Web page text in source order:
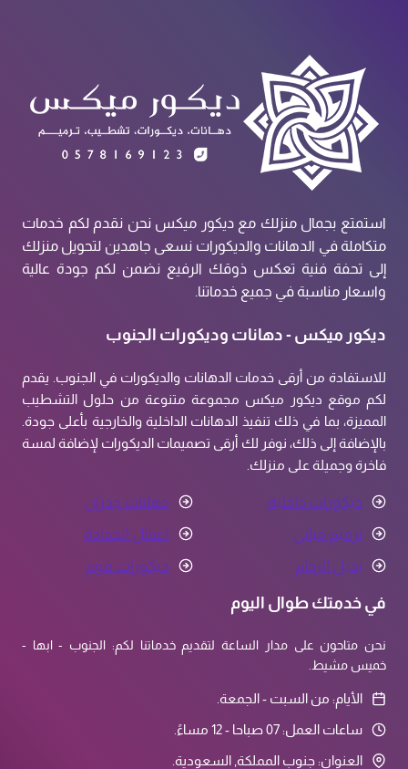
استمتع بجمال منزلك مع ديكور ميكس نحن نقدم لكم خدمات
متكاملة في الدهانات والديكورات نسعى جاهدين لتحويل منزلك
إلى تحفة فنية تعكس ذوقك الرفيع نضمن لكم جودة عالية
واسعار مناسبة في جميع خدماتنا.
ديكور ميكس - دهانات وديكورات الجنوب
للاستفادة من أرقى خدمات الدهانات والديكورات في الجنوب. يقدم
لكم موقع ديكور ميكس مجموعة متنوعة من حلول التشطيب
المميزة، بما في ذلك تنفيذ الدهانات الداخلية والخارجية بأعلى جودة.
بالإضافة إلى ذلك، نوفر لك أرقى تصميمات الديكورات لإضافة لمسة
فاخرة وجميلة على منزلك.
ديكورات داخلية
دهانات جدران
ترميم مباني
اعمال الحدادة
بديل الرخام
ديكورات فوم
في خدمتك طوال اليوم
نحن متاحون على مدار الساعة لتقديم خدماتنا لكم: الجنوب - ابها -
خميس مشيط.
الأيام: من السبت - الجمعة.
ساعات العمل: 07 صباحا - 12 مساءً.
العنوان: جنوب المملكة, السعودية.